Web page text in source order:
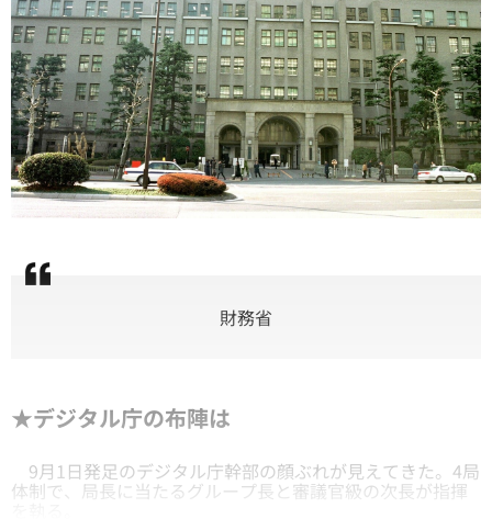
財務省
★デジタル庁の布陣は
9月1日発足のデジタル庁幹部の顔ぶれが見えてきた。4局
体制で、局長に当たるグループ長と審議官級の次長が指揮